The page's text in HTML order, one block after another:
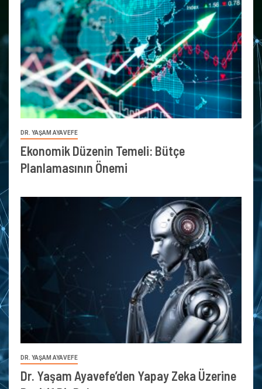
DR. YAŞAM AYAVEFE
Ekonomik Düzenin Temeli: Bütçe
Planlamasının Önemi
DR. YAŞAM AYAVEFE
Dr. Yaşam Ayavefe’den Yapay Zeka Üzerine